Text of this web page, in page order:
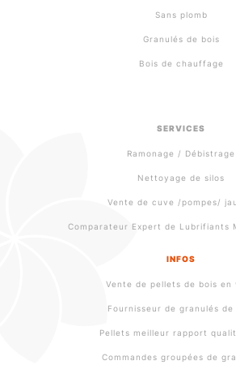
Sans plomb
Granulés de bois
Bois de chauffage
SERVICES
Ramonage / Débistrage
Nettoyage de silos
Vente de cuve /pompes/
Comparateur Expert de Lubrifiants
INFOS
Vente de pellets de bois en
Fournisseur de granulés de
Pellets meilleur rapport
Commandes groupées de